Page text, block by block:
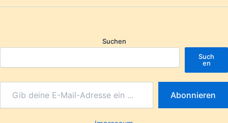
Suchen
Such
en
Abonnieren